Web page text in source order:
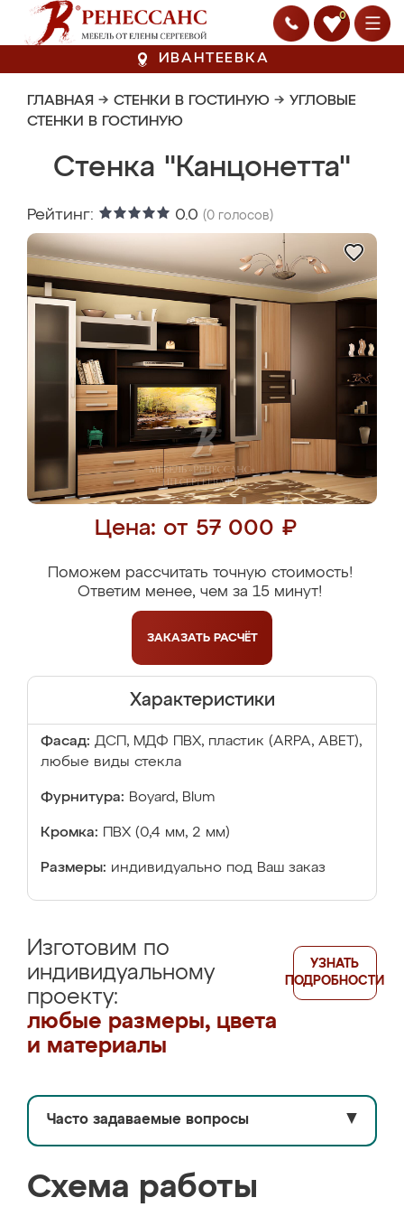
0
ИВАНТЕЕВКА
ГЛАВНАЯ → СТЕНКИ В ГОСТИНУЮ → УГЛОВЫЕ
СТЕНКИ В ГОСТИНУЮ
Стенка "Канцонетта"
Рейтинг: 0.0 (0 голосов)
Цена: от 57 000 ₽
Поможем рассчитать точную стоимость!
Ответим менее, чем за 15 минут!
ЗАКАЗАТЬ РАСЧЁТ
Характеристики
Фасад: ДСП, МДФ ПВХ, пластик (ARPA, ABET),
любые виды стекла
Фурнитура: Boyard, Blum
Кромка: ПВХ (0,4 мм, 2 мм)
Размеры: индивидуально под Ваш заказ
Изготовим по
индивидуальному
проекту:
любые размеры, цвета
и материалы
УЗНАТЬ
ПОДРОБНОСТИ
Часто задаваемые вопросы ▼
Схема работы